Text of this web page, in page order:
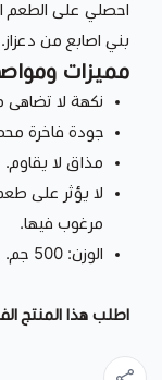
احصلي على الطعم
بني اصابع من دعزاز.
مميزات
نكهة لا تضاهى
جودة فاخرة
مذاق لا يقاوم.
لا يؤثر على
مرغوب فيها.
الوزن: 500 جم.
اطلب هذا المنتج